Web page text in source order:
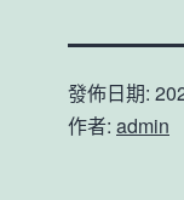
發佈日期:
作者: admin